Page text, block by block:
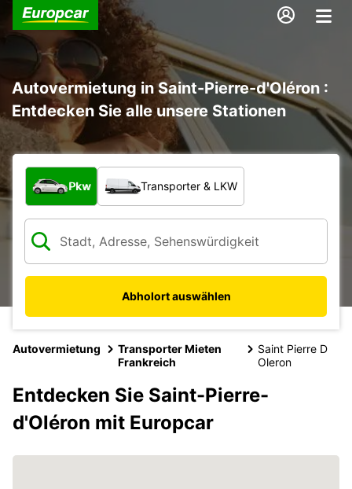
Autovermietung in Saint-Pierre-d'Oléron :
Entdecken Sie alle unsere Stationen
Welche Art von Fahrzeug?
Pkw Transporter & LKW
Abholort auswählen
Autovermietung
Transporter Mieten
Frankreich
Saint Pierre D
Oleron
Entdecken Sie Saint-Pierre-
d'Oléron mit Europcar